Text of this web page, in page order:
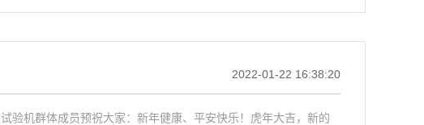
2022-01-22 16:38:20
验机群体成员预祝大家：新年健康、平安快乐！虎年大吉，新的